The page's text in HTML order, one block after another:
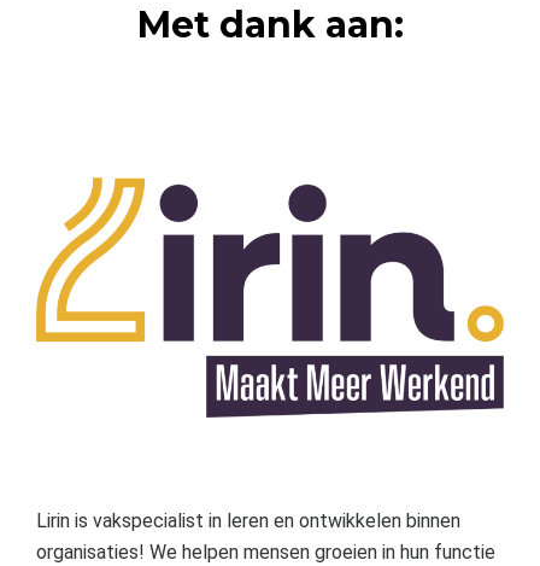
Met dank aan:
Lirin is vakspecialist in leren en ontwikkelen binnen
organisaties! We helpen mensen groeien in hun functie